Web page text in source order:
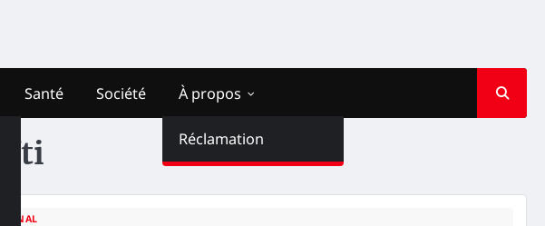
Santé Société À propos
Réclamation